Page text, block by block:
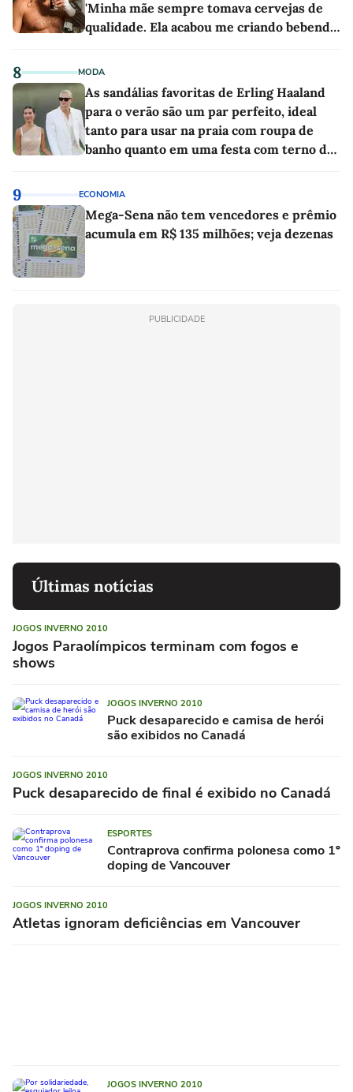
'Minha mãe sempre tomava cervejas de
qualidade. Ela acabou me criando bebendo
8 MODA
As sandálias favoritas de Erling Haaland
para o verão são um par perfeito, ideal
tanto para usar na praia com roupa de
banho quanto em uma festa com terno de
9 ECONOMIA
Mega-Sena não tem vencedores e prêmio
acumula em R$ 135 milhões; veja dezenas
PUBLICIDADE
Últimas notícias
JOGOS INVERNO 2010
Jogos Paraolímpicos terminam com fogos e
shows
JOGOS INVERNO 2010
Puck desaparecido e camisa de herói
são exibidos no Canadá
JOGOS INVERNO 2010
Puck desaparecido de final é exibido no Canadá
ESPORTES
Contraprova confirma polonesa como 1º
doping de Vancouver
JOGOS INVERNO 2010
Atletas ignoram deficiências em Vancouver
JOGOS INVERNO 2010